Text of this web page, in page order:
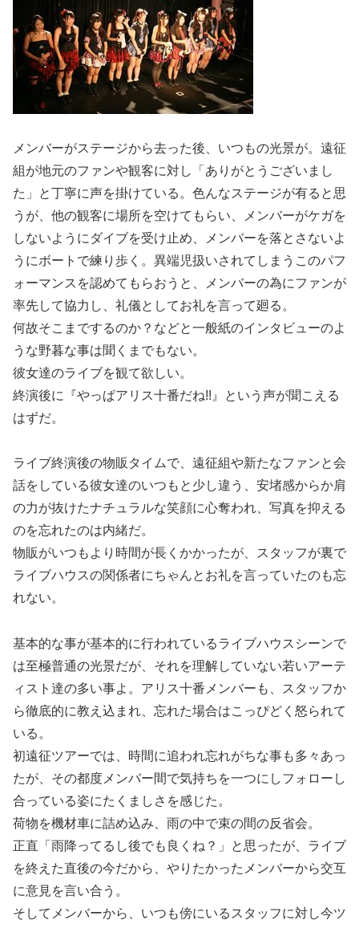
メンバーがステージから去った後、いつもの光景が。遠征
組が地元のファンや観客に対し「ありがとうございまし
た」と丁寧に声を掛けている。色んなステージが有ると思
うが、他の観客に場所を空けてもらい、メンバーがケガを
しないようにダイブを受け止め、メンバーを落とさないよ
うにボートで練り歩く。異端児扱いされてしまうこのパフ
ォーマンスを認めてもらおうと、メンバーの為にファンが
率先して協力し、礼儀としてお礼を言って廻る。
何故そこまでするのか？などと一般紙のインタビューのよ
うな野暮な事は聞くまでもない。
彼女達のライブを観て欲しい。
終演後に『やっぱアリス十番だね!!』という声が聞こえる
はずだ。
ライブ終演後の物販タイムで、遠征組や新たなファンと会
話をしている彼女達のいつもと少し違う、安堵感からか肩
の力が抜けたナチュラルな笑顔に心奪われ、写真を抑える
のを忘れたのは内緒だ。
物販がいつもより時間が長くかかったが、スタッフが裏で
ライブハウスの関係者にちゃんとお礼を言っていたのも忘
れない。
基本的な事が基本的に行われているライブハウスシーンで
は至極普通の光景だが、それを理解していない若いアーテ
ィスト達の多い事よ。アリス十番メンバーも、スタッフか
ら徹底的に教え込まれ、忘れた場合はこっぴどく怒られて
いる。
初遠征ツアーでは、時間に追われ忘れがちな事も多々あっ
たが、その都度メンバー間で気持ちを一つにしフォローし
合っている姿にたくましさを感じた。
荷物を機材車に詰め込み、雨の中で束の間の反省会。
正直「雨降ってるし後でも良くね？」と思ったが、ライブ
を終えた直後の今だから、やりたかったメンバーから交互
に意見を言い合う。
そしてメンバーから、いつも傍にいるスタッフに対し今ツ